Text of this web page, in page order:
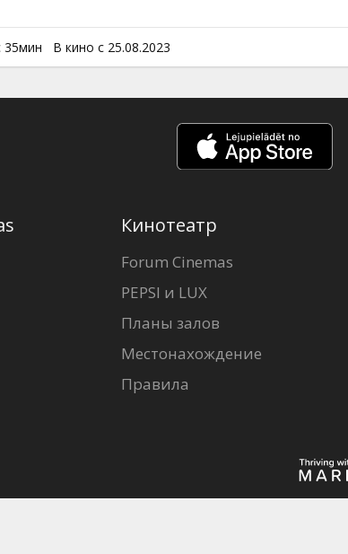
и русском языках.
35мин В кино с 25.08.2023
Кинотеатр
Forum Cinemas
PEPSI и LUX
Планы залов
Местонахождение
Правила